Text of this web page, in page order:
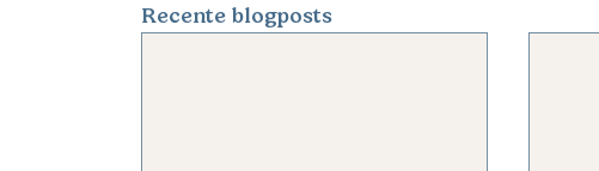
Recente blogposts